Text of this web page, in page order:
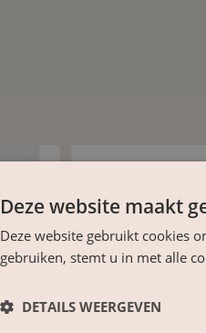
Deze website maakt
Deze website gebruikt cookies
gebruiken, stemt u in met alle
DETAILS WEERGEVEN